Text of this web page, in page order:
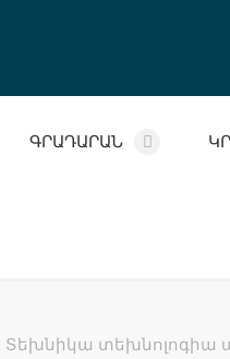
ԳՐԱԴԱՐԱՆ
Տեխնիկա տեխնոլոգիա